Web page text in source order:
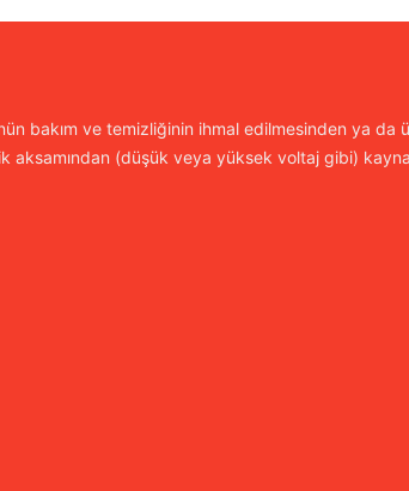
bakım ve temizliğinin ihmal edilmesinden ya da
(düşük veya yüksek voltaj gibi)